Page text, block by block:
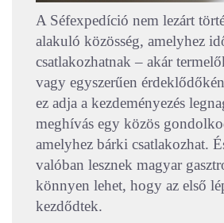
A Séfexpedíció nem lezárt
alakuló közösség, amelyhez
csatlakozhatnak – akár
vagy egyszerűen
ez adja a kezdeményezés
meghívás egy közös
amelyhez bárki csatlakozhat.
valóban lesznek magyar
könnyen lehet, hogy az első
kezdődtek.